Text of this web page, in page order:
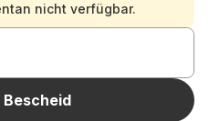
nicht verfügbar.
Bescheid